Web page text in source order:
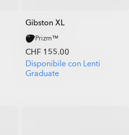
Gibston XL
Prizm™
CHF 155.00
Disponibile con Lenti
Graduate